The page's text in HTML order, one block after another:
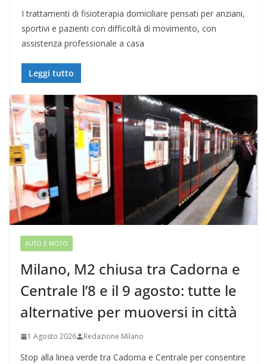
I trattamenti di fisioterapia domiciliare pensati per anziani,
sportivi e pazienti con difficoltà di movimento, con
assistenza professionale a casa
Leggi tutto
AUTO E MOTO
Milano, M2 chiusa tra Cadorna e
Centrale l’8 e il 9 agosto: tutte le
alternative per muoversi in città
1 Agosto 2026 Redazione Milano
Stop alla linea verde tra Cadorna e Centrale per consentire